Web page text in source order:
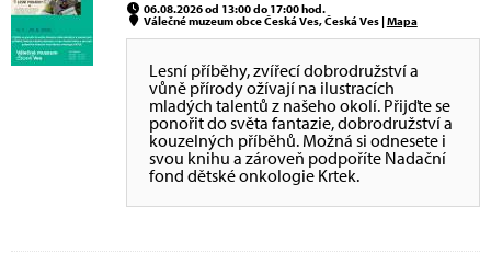
06.08.2026 od 13:00 do 17:00 hod.
Válečné muzeum obce Česká Ves, Česká Ves |Mapa
Lesní příběhy, zvířecí dobrodružství a
vůně přírody ožívají na ilustracích
mladých talentů z našeho okolí. Přijďte se
ponořit do světa fantazie, dobrodružství a
kouzelných příběhů. Možná si odnesete i
svou knihu a zároveň podpoříte Nadační
fond dětské onkologie Krtek.